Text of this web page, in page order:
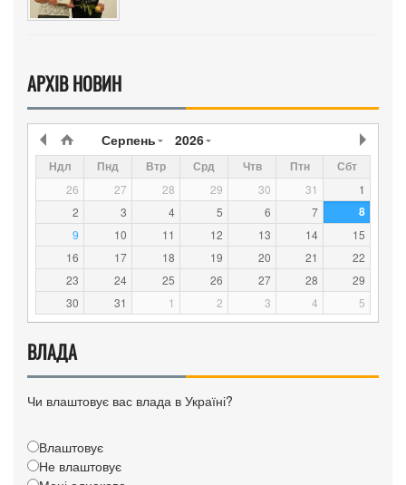
АРХІВ НОВИН
Серпень 2026
Ндл Пнд Втр Срд Чтв Птн Сбт
26 27 28 29 30 31
1
2
3 4 5 6 7 8
9 10 11 12 13 14
15
16
17 18 19 20 21
22
23
24 25 26 27 28
29
30
31 1 2 3 4 5
ВЛАДА
Чи влаштовує вас влада в Україні?
Влаштовує
Не влаштовує